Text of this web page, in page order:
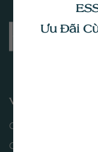
VỀ CHÚNG TÔI
Câu chuyện
Giá trị thương hiệu
Ưu Đãi